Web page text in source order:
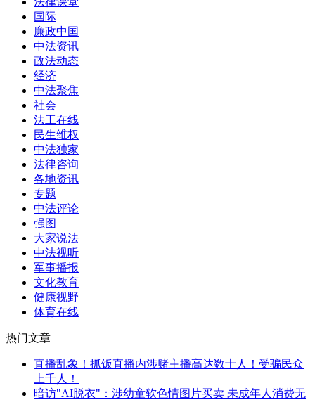
国际
廉政中国
中法资讯
政法动态
经济
中法聚焦
社会
法工在线
民生维权
中法独家
法律咨询
各地资讯
专题
中法评论
强图
大家说法
中法视听
军事播报
文化教育
健康视野
体育在线
热门文章
直播乱象！抓饭直播内涉赌主播高达数十人！受骗民众
上千人！
暗访"AI脱衣"：涉幼童软色情图片买卖 未成年人消费无